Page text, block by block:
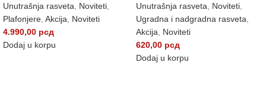
Unutrašnja rasveta Noviteti
Plafonjere Akcija
Noviteti
4.990,00 рсд
Dodaj u korpu
Unutrašnja rasveta Noviteti
Ugradna i nadgradna rasveta
Akcija
Noviteti
620,00 рсд
Dodaj u korpu